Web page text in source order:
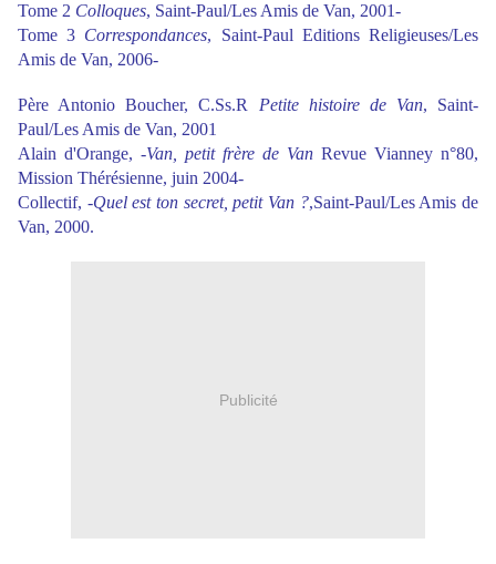
Tome 2 Colloques, Saint-Paul/Les Amis de Van, 2001-
Tome 3 Correspondances, Saint-Paul Editions Religieuses/Les
Amis de Van, 2006-
Père Antonio Boucher, C.Ss.R Petite histoire de Van, Saint-
Paul/Les Amis de Van, 2001
Alain d'Orange, -Van, petit frère de Van Revue Vianney n°80,
Mission Thérésienne, juin 2004-
Collectif, -Quel est ton secret, petit Van ?,Saint-Paul/Les Amis de
Van, 2000.
Publicité